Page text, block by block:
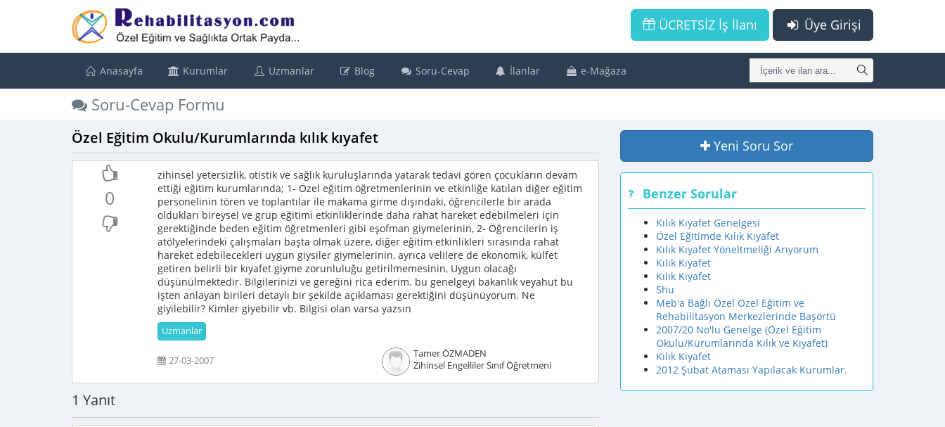
Üye Girişi
ÜCRETSİZ İş İlanı
Anasayfa Kurumlar Uzmanlar Blog Soru-Cevap İlanlar e-Mağaza
Soru-Cevap Formu
Özel Eğitim Okulu/Kurumlarında kılık kıyafet
0
zihinsel yetersizlik, otistik ve sağlık kuruluşlarında yatarak tedavi gören çocukların devam
ettiği eğitim kurumlarında; 1- Özel eğitim öğretmenlerinin ve etkinliğe katılan diğer eğitim
personelinin tören ve toplantılar ile makama girme dışındaki, öğrencilerle bir arada
oldukları bireysel ve grup eğitimi etkinliklerinde daha rahat hareket edebilmeleri için
gerektiğinde beden eğitim öğretmenleri gibi eşofman giymelerinin, 2- Öğrencilerin iş
atölyelerindeki çalışmaları başta olmak üzere, diğer eğitim etkinlikleri sırasında rahat
hareket edebilecekleri uygun giysiler giymelerinin, ayrıca velilere de ekonomik, külfet
getiren belirli bir kıyafet giyme zorunluluğu getirilmemesinin, Uygun olacağı
düşünülmektedir. Bilgilerinizi ve gereğini rica ederim. bu genelgeyi bakanlık veyahut bu
işten anlayan birileri detaylı bir şekilde açıklaması gerektiğini düşünüyorum. Ne
giyilebilir? Kimler giyebilir vb. Bilgisi olan varsa yazsın
Uzmanlar
27-03-2007
Tamer ÖZMADEN
Zihinsel Engelliler Sınıf Öğretmeni
1 Yanıt
Yeni Soru Sor
Benzer Sorular
Kılık Kıyafet Genelgesi
Özel Eğitimde Kılık Kıyafet
Kılık Kıyafet Yöneltmeliği Arıyorum
Kılık Kıyafet
Kılık Kıyafet
Shu
Meb'a Bağlı Özel Özel Eğitim ve
Rehabilitasyon Merkezlerinde Başörtü
2007/20 No'lu Genelge (Özel Eğitim
Okulu/Kurumlarında Kılık ve Kıyafet)
Kılık Kıyafet
2012 Şubat Ataması Yapılacak Kurumlar.